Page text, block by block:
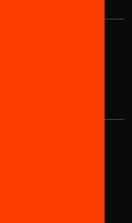
en el HUB Social
Barcelona
de...